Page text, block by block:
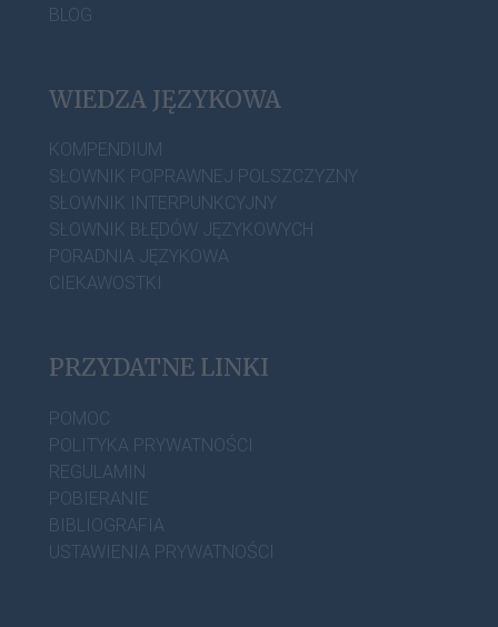
BLOG
WIEDZA JĘZYKOWA
KOMPENDIUM
SŁOWNIK POPRAWNEJ POLSZCZYZNY
SŁOWNIK INTERPUNKCYJNY
SŁOWNIK BŁĘDÓW JĘZYKOWYCH
PORADNIA JĘZYKOWA
CIEKAWOSTKI
PRZYDATNE LINKI
POMOC
POLITYKA PRYWATNOŚCI
REGULAMIN
POBIERANIE
BIBLIOGRAFIA
USTAWIENIA PRYWATNOŚCI